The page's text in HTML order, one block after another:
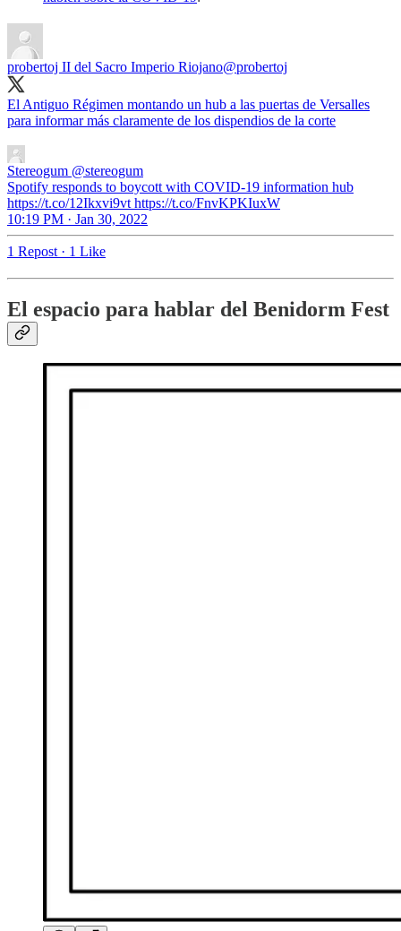
probertoj II del Sacro Imperio Riojano@probertoj
El Antiguo Régimen montando un hub a las puertas de Versalles
para informar más claramente de los dispendios de la corte
Stereogum @stereogum
Spotify responds to boycott with COVID-19 information hub
https://t.co/12Ikxvi9vt https://t.co/FnvKPKIuxW
10:19 PM · Jan 30, 2022
1 Repost · 1 Like
El espacio para hablar del Benidorm Fest